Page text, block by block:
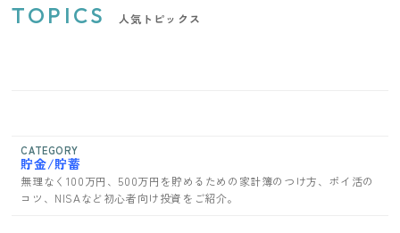
TOPICS 人気トピックス
CATEGORY
貯金/貯蓄
無理なく100万円、500万円を貯めるための家計簿のつけ方、ポイ活の
コツ、NISAなど初心者向け投資をご紹介。